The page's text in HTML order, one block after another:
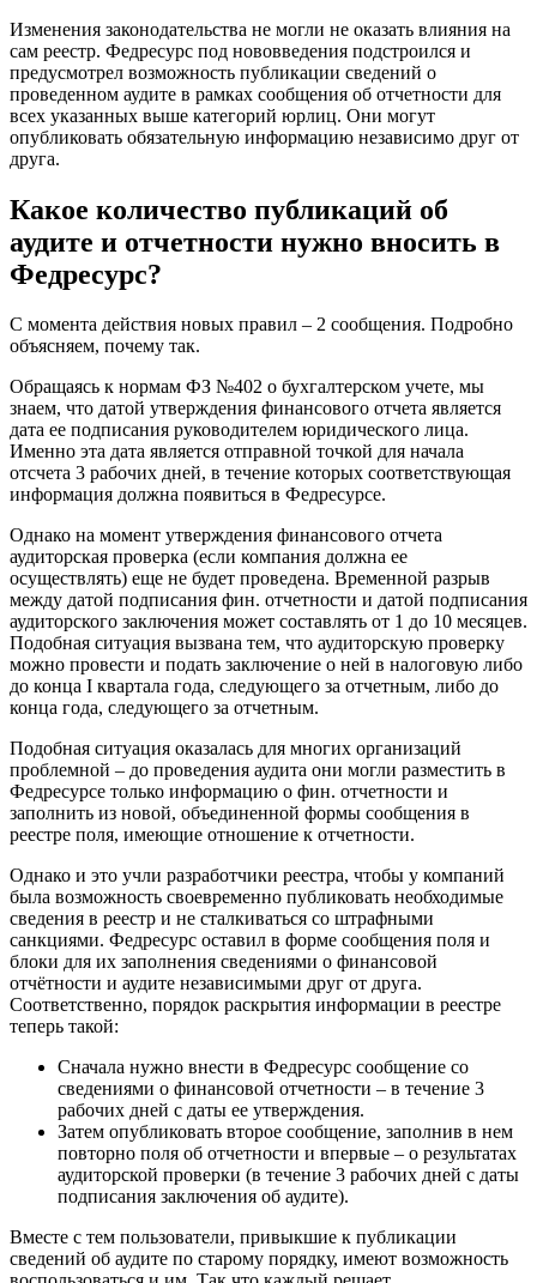
Изменения законодательства не могли не оказать влияния на
сам реестр. Федресурс под нововведения подстроился и
предусмотрел возможность публикации сведений о
проведенном аудите в рамках сообщения об отчетности для
всех указанных выше категорий юрлиц. Они могут
опубликовать обязательную информацию независимо друг от
друга.
Какое количество публикаций об
аудите и отчетности нужно вносить в
Федресурс?
С момента действия новых правил – 2 сообщения. Подробно
объясняем, почему так.
Обращаясь к нормам ФЗ №402 о бухгалтерском учете, мы
знаем, что датой утверждения финансового отчета является
дата ее подписания руководителем юридического лица.
Именно эта дата является отправной точкой для начала
отсчета 3 рабочих дней, в течение которых соответствующая
информация должна появиться в Федресурсе.
Однако на момент утверждения финансового отчета
аудиторская проверка (если компания должна ее
осуществлять) еще не будет проведена. Временной разрыв
между датой подписания фин. отчетности и датой подписания
аудиторского заключения может составлять от 1 до 10 месяцев.
Подобная ситуация вызвана тем, что аудиторскую проверку
можно провести и подать заключение о ней в налоговую либо
до конца I квартала года, следующего за отчетным, либо до
конца года, следующего за отчетным.
Подобная ситуация оказалась для многих организаций
проблемной – до проведения аудита они могли разместить в
Федресурсе только информацию о фин. отчетности и
заполнить из новой, объединенной формы сообщения в
реестре поля, имеющие отношение к отчетности.
Однако и это учли разработчики реестра, чтобы у компаний
была возможность своевременно публиковать необходимые
сведения в реестр и не сталкиваться со штрафными
санкциями. Федресурс оставил в форме сообщения поля и
блоки для их заполнения сведениями о финансовой
отчётности и аудите независимыми друг от друга.
Соответственно, порядок раскрытия информации в реестре
теперь такой:
Сначала нужно внести в Федресурс сообщение со
сведениями о финансовой отчетности – в течение 3
рабочих дней с даты ее утверждения.
Затем опубликовать второе сообщение, заполнив в нем
повторно поля об отчетности и впервые – о результатах
аудиторской проверки (в течение 3 рабочих дней с даты
подписания заключения об аудите).
Вместе с тем пользователи, привыкшие к публикации
сведений об аудите по старому порядку, имеют возможность